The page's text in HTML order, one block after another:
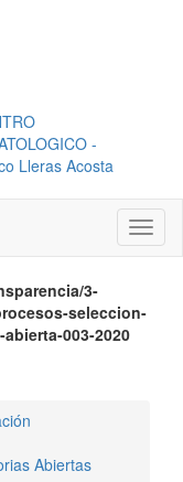
Menú
3-
seleccion-
003-2020
Abiertas